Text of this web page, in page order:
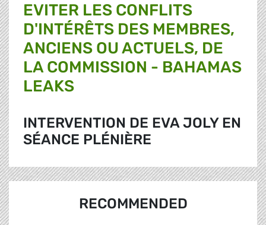
EVITER LES CONFLITS
D'INTÉRÊTS DES MEMBRES,
ANCIENS OU ACTUELS, DE
LA COMMISSION - BAHAMAS
LEAKS
INTERVENTION DE EVA JOLY EN
SÉANCE PLÉNIÈRE
RECOMMENDED